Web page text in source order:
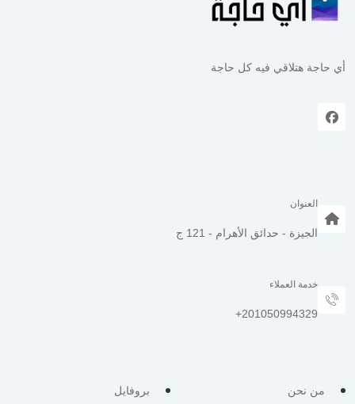
أي حاجة هتلاقي فيه كل حاجة
العنوان
الجيزة - حدائق الأهرام - 121 ج
خدمة العملاء
من نحن بروفايل